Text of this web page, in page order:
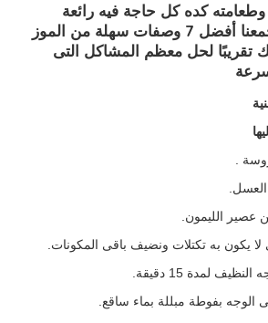
وطعامته كده كل حاجة فيه رائعة
النهاردة يوم الموز جمعنا أفضل 7 وصفات سهلة من الموز
تقريبًا لحل معظم المشاكل التى
الليمون.
يكون به تكتلات ونضيف باقى المكونات.
لمدة 15 دقيقة.
بفوطة مبللة بماء ساقع.